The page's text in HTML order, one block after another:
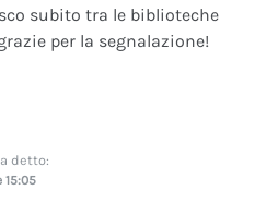
subito tra le biblioteche
per la segnalazione!
detto:
15:05